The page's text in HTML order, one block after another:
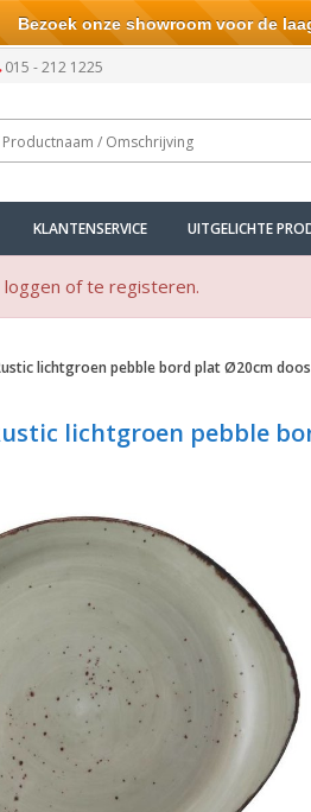
015 - 212 1225
KLANTENSERVICE UITGELICHTE
of te registeren.
lichtgroen pebble bord plat Ø20cm
lichtgroen pebble
Bezoek onze showroom voor de